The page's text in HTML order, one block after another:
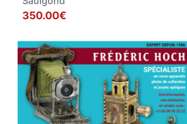
350.00€